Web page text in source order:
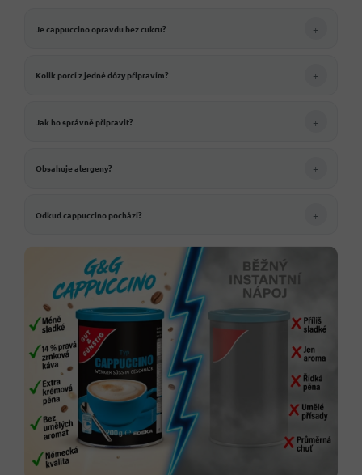
Je cappuccino opravdu bez cukru? +
Kolik porcí z jedné dózy připravím? +
Jak ho správně připravit? +
Obsahuje alergeny? +
Odkud cappuccino pochází? +